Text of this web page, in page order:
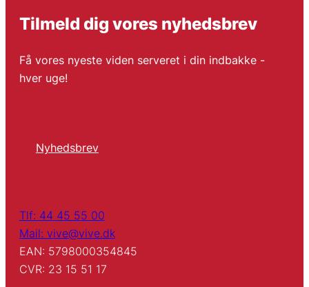
Tilmeld dig vores nyhedsbrev
Få vores nyeste viden serveret i din indbakke -
hver uge!
Nyhedsbrev
Tlf: 44 45 55 00
Mail: vive@vive.dk
EAN: 5798000354845
CVR: 23 15 51 17